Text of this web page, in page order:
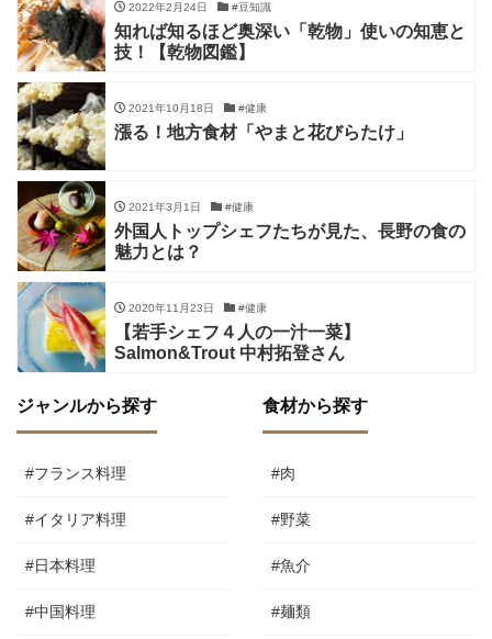
2022年2月24日 #豆知識
知れば知るほど奥深い「乾物」使いの知恵と
技！【乾物図鑑】
2021年10月18日 #健康
漲る！地方食材「やまと花びらたけ」
2021年3月1日 #健康
外国人トップシェフたちが見た、長野の食の
魅力とは？
2020年11月23日 #健康
【若手シェフ４人の一汁一菜】
Salmon&Trout 中村拓登さん
ジャンルから探す
#フランス料理
#イタリア料理
#日本料理
#中国料理
食材から探す
#肉
#野菜
#魚介
#麺類